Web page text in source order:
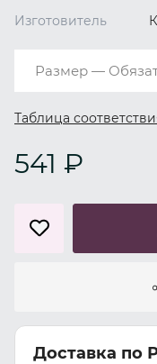
Изготовитель
Размер —
Таблица
541 ₽
Доставка по